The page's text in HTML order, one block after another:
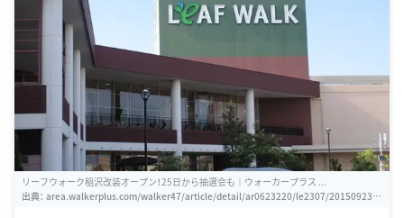
リーフウォーク稲沢改装オープン！25日から抽選会も｜ウォーカープラス ...
出典： area.walkerplus.com/walker47/article/detail/ar0623220/le2307/20150923/2